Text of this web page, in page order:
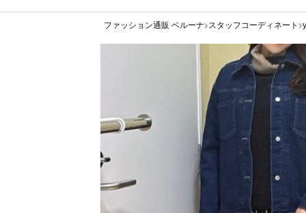
ファッション通販 ベルーナ スタッフコーディネート